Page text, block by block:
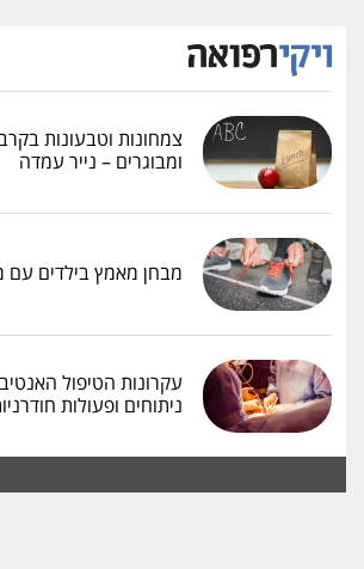
צמחונות וטבעונות
ומבוגרים – נייר עמדה
מבחן מאמץ בילדים עם
עקרונות הטיפול
ניתוחים ופעולות